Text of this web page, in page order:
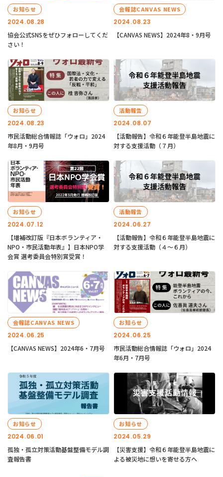
2024.08.28
お知らせ
協会公式SNSをぜひフォローしてくだ
さい！
2024.08.23
会報誌CANVAS NEWS
【CANVAS NEWS】2024年8・9月号
2024.08.23
お知らせ
市民活動総合情報誌「ウォロ」2024
年8月・9月号
2024.08.07
活動報告
【活動報告】令和６年能登半島地震に
対する支援活動（７月）
2024.07.12
お知らせ
【増補改訂版『日本ボランティア・
NPO・市民活動年表』】日本NPO学
会賞 選考委員会特別賞受賞！
2024.06.27
活動報告
【活動報告】令和６年能登半島地震に
対する支援活動（４〜６月）
2024.06.25
会報誌CANVAS NEWS
【CANVAS NEWS】2024年6・7月号
2024.06.25
お知らせ
市民活動総合情報誌「ウォロ」2024
年6月・7月号
2024.06.01
お知らせ
孤独・孤立対策活動基盤整備モデル調
査報告書
2024.05.29
お知らせ
【災害支援】令和６年能登半島地震に
よる被災地に想いを寄せる方へ